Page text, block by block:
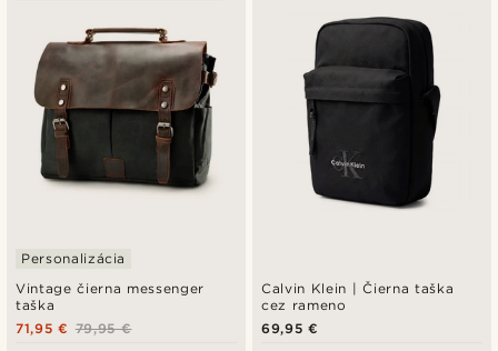
Vintage čierna messenger
taška
Personalizácia
79,95 €
71,95 €
Calvin Klein | Čierna taška
cez rameno
69,95 €